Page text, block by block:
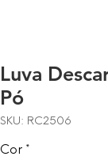
Luva
Pó
SKU: RC2506
Cor *